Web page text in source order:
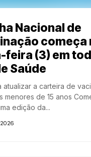
Nacional de
começa
feira (3) em
Saúde
atualizar a carteira de
menores de 15 anos
edição da...